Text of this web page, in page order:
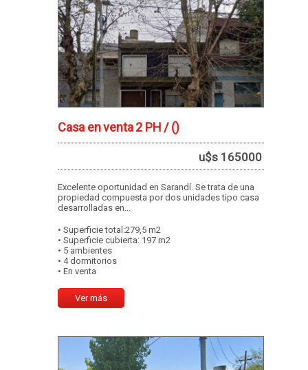
Casa en venta 2 PH /()
u$s 165000
Excelente oportunidad en Sarandí. Se trata de una
propiedad compuesta por dos unidades tipo casa
desarrolladas en...
• Superficie total:279,5 m2
• Superficie cubierta: 197 m2
• 5 ambientes
• 4 dormitorios
• En venta
Ver más